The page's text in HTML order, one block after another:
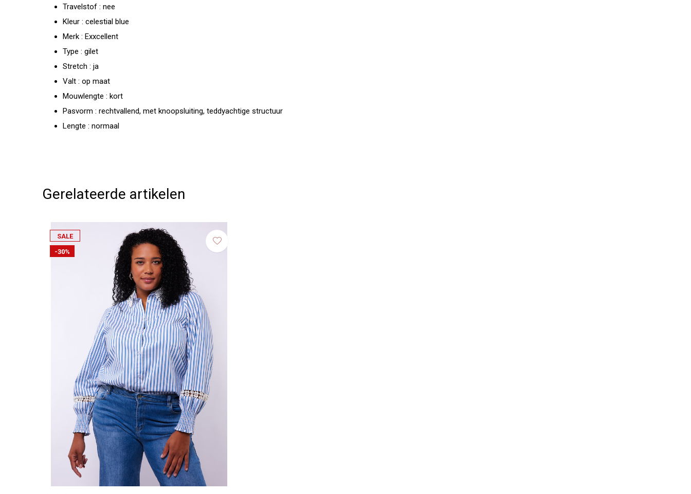
Travelstof : nee
Kleur : celestial blue
Merk : Exxcellent
Type : gilet
Stretch : ja
Valt : op maat
Mouwlengte : kort
Pasvorm : rechtvallend, met knoopsluiting, teddyachtige structuur
Lengte : normaal
Gerelateerde artikelen
SALE
-30%